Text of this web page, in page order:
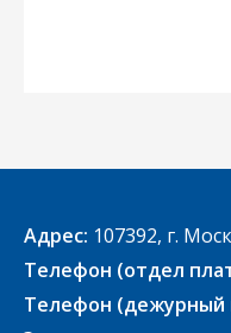
Адрес: 107392, г.
Телефон (отдел
Телефон (дежурный